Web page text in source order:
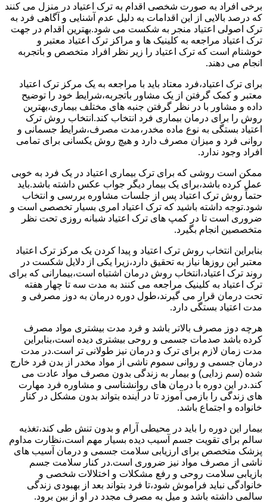
برخی افراد به صورت شخصی اقدام به ترک اعتیاد در منزل می کنند
که درصد بالایی از این اقدامات به دلیل عدم آشنایی و آگاهی فرد به
ترک اصولی اعتیاد منجر به شکست می شود.بهترین اقدام در جهت
ترک اعتیاد مراجعه به کلینیک ها و مراکز ترک اعتیاد معتبر و
خوشنام است که ترک اعتیاد را زیر نظر افراد متخصص و باتجربه
انجام می دهند.
برای ترک اعتیاد،فرد معتاد باید با مراجعه به یک مرکز ترک اعتیاد
معتبر و کمک گرفتن از یک مشاور باتجربه،شرایط خود را توضیح
داده و مشاور با در نظر گرفتن جنبه های مختلف بیماری،بهترین
روش را برای درمان بیماری فرد انتخاب کند.انتخاب روش ترک
اعتیاد بستگی به نوع ماده مخدر،مدت مصرف،شرایط جسمانی و
روانی فرد و میزان مصرف دارد و هیچ روش یکسانی برای تمامی
افراد وجود ندارد.
ممکن است روشی که برای ترک بیماری اعتیاد در یک فرد به خوبی
عمل کرده باشد،برای یک بیمار دیگر جواب عکس داشته باشد.باید
حتماً روش ترک اعتیاد پس از جلسات مشاوره بررسی و انتخاب
شود.توجه داشته باشید که ترک اعتیاد امری بسیار تخصصی است و
ضروری است تا در کمپ های ترک اعتیاد شبانه روزی تحت نظر
متخصصین انجام بگیرد.
بنابراین انتخاب روش ترک اعتیاد و پیدا کردن یک مرکز ترک اعتیاد
معتبر این روزها نیاز به تحقیق دارد،زیرا یکی از دلایل شکست در
روند ترک اعتیاد،انتخاب روش درمان اشتباه است،بیمارانی که برای
ترک اعتیاد به کلینیک مراجعه می کنند به مدت سه تا چهار هفته
تحت درمان قرار می گیرند،طول دوره درمان به دوز مصرفی و
مدت اعتیاد بستگی دارد.
هرچه دوز مصرف بالاتر باشد و فرد مدت بیشتری مواد مصرف
کرده باشد صدمات جسمی و روحی بیشتری دیده است،بنابراین
مدت زمان لازم برای ترک و درمان نیز طولانی تر است.در مدت
درمان جسمی و روانی سموم ناشی از مواد مخدر از بدن فرد خارج
شده (سم زدایی) و بیمار به زندگی بدون مصرف مواد عادت می
کند.در این دوره با درمان های روانشناسی و مشاوره فرد مهارت
های زندگی را بازمی آموزد تا در آینده بتواند بدون مشکل در کنار
خانواده و اجتماع باشد.
بیمار این دوره را باید در محیطی آرام و بدون تنش طی کند،تغذیه
سالم برای تقویت جسم آسیب دیده بسیار مهم است،نظارت مداوم
پزشک متخصص برای ارزیابی سلامت جسمی و درمان آسیب های
ناشی از مصرف مواد نیز ضروری است.در کنار سلامت جسم
بازیابی سلامت روحی و رفع مشکلات و اختلالات شخصی و
خانوادگی نباید فراموش شود،تا فرد بتواند بعد از بهبودی زندگی
سالمی داشته باشد و میل به مصرف مجدد در او از بین برود.